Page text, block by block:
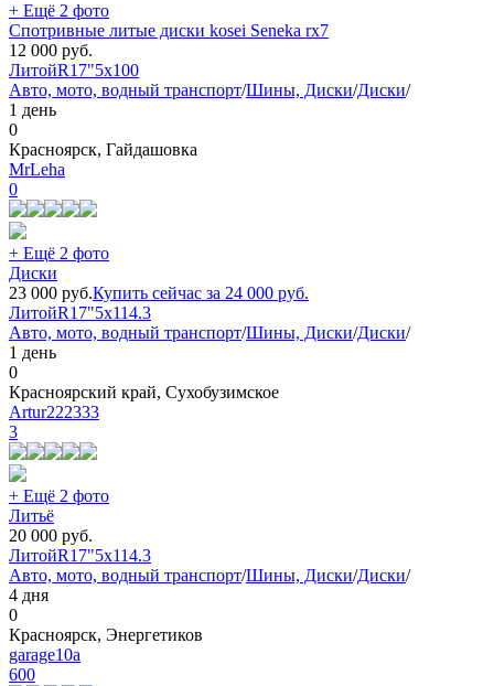
+ Ещё 2 фото
Спотривные литые диски kosei Seneka rx7
12 000 руб.
ЛитойR17"5x100
Авто, мото, водный транспорт/Шины, Диски/Диски/
1 день
0
Красноярск, Гайдашовка
MrLeha
0
+ Ещё 2 фото
Диски
23 000 руб.Купить сейчас за 24 000 руб.
ЛитойR17"5x114.3
Авто, мото, водный транспорт/Шины, Диски/Диски/
1 день
0
Красноярский край, Сухобузимское
Artur222333
3
+ Ещё 2 фото
Литьё
20 000 руб.
ЛитойR17"5x114.3
Авто, мото, водный транспорт/Шины, Диски/Диски/
4 дня
0
Красноярск, Энергетиков
garage10a
600